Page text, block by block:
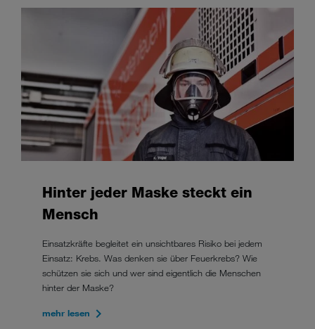
Hinter jeder Maske steckt ein
Mensch
Einsatzkräfte begleitet ein unsichtbares Risiko bei jedem
Einsatz: Krebs. Was denken sie über Feuerkrebs? Wie
schützen sie sich und wer sind eigentlich die Menschen
hinter der Maske?
mehr lesen